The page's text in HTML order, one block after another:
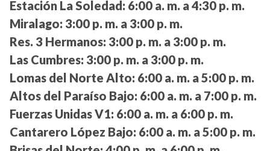
Estación La Soledad: 6:00 a. m. a 4:30 p. m.
Miralago: 3:00 p. m. a 3:00 p. m.
Res. 3 Hermanos: 3:00 p. m. a 3:00 p. m.
Las Cumbres: 3:00 p. m. a 3:00 p. m.
Lomas del Norte Alto: 6:00 a. m. a 5:00 p. m.
Altos del Paraíso Bajo: 6:00 a. m. a 7:00 p. m.
Fuerzas Unidas V1: 6:00 a. m. a 6:00 p. m.
Cantarero López Bajo: 6:00 a. m. a 5:00 p. m.